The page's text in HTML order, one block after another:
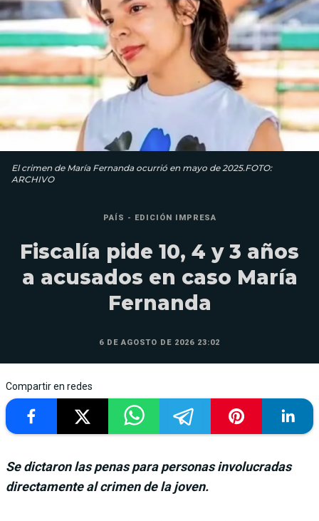
El crimen de María Fernanda ocurrió en mayo de 2025.FOTO:
ARCHIVO
PAÍS - EDICIÓN IMPRESA
Fiscalía pide 10, 4 y 3 años
a acusados en caso María
Fernanda
6 DE AGOSTO DE 2026 23:02
Compartir en redes
Se dictaron las penas para personas involucradas
directamente al crimen de la joven.